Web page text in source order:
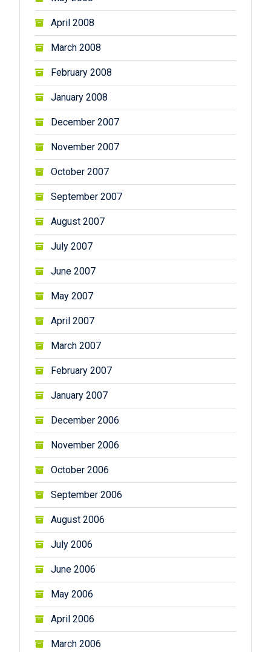
April 2008
March 2008
February 2008
January 2008
December 2007
November 2007
October 2007
September 2007
August 2007
July 2007
June 2007
May 2007
April 2007
March 2007
February 2007
January 2007
December 2006
November 2006
October 2006
September 2006
August 2006
July 2006
June 2006
May 2006
April 2006
March 2006